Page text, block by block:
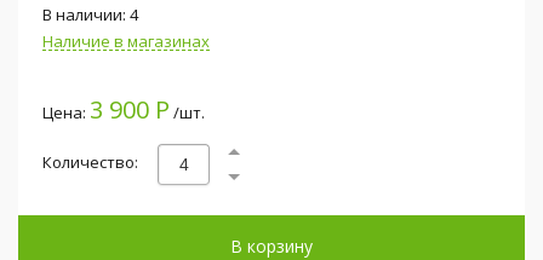
В наличии: 4
Наличие в магазинах
Цена: 3 900 Р /шт.
Количество:
В корзину